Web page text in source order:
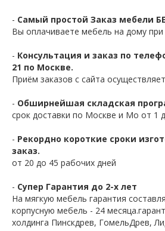
- Самый простой Заказ мебели
Вы оплачиваете мебель на дому при
- Консультация и заказ по
21 по Москве.
Приём заказов с сайта
- Обширнейшая складская
срок доставки по Москве и Мо от 1
- Рекордно короткие сроки
заказ.
от 20 до 45 рабочих дней
- Супер Гарантия до 2-х лет
На мягкую мебель гарантия
корпусную мебель - 24
холдинга Пинскдрев, ГомельДрев,